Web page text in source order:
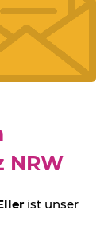
NRW
ist unser